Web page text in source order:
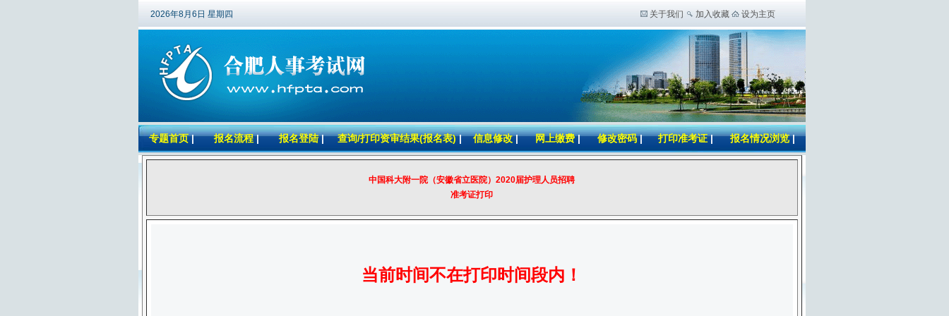
2026年8月6日 星期四 关于我们 加入收藏 设为主页
专题首页 | 报名流程| 报名登陆 | 查询/打印资审结果(报名表)| 信息修改| 网上缴费| 修改密码| 打印准考证 | 报名情况浏览|
中国科大附一院（安徽省立医院）2020届护理人员招聘
准考证打印
当前时间不在打印时间段内！